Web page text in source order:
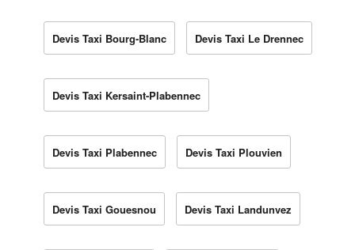
Devis Taxi Bourg-Blanc Devis Taxi Le Drennec
Devis Taxi Kersaint-Plabennec
Devis Taxi Plabennec Devis Taxi Plouvien
Devis Taxi Gouesnou Devis Taxi Landunvez